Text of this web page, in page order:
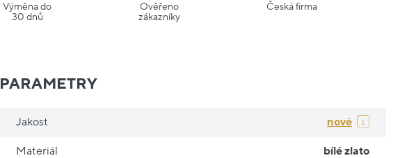
Výměna do
30 dnů
Ověřeno
zákazníky
Česká firma
PARAMETRY
Jakost nové
Materiál bílé zlato